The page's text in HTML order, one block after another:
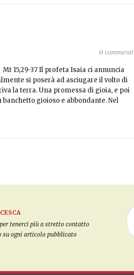
0 commenti
15,29-37 Il profeta Isaia ci annuncia
si poserà ad asciugare il volto di
la terra. Una promessa di gioia, e poi
gioioso e abbondante. Nel
tenerci più a stretto contatto
su ogni articolo pubblicato